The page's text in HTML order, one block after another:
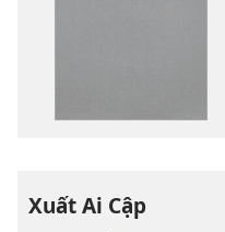
Xuất Ai Cập